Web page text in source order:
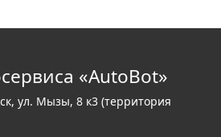
«AutoBot»
ул. Мызы, 8 к3 (территория